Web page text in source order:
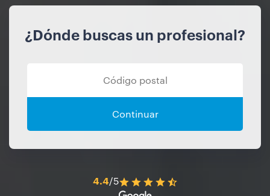
¿Dónde buscas un profesional?
Continuar
4.4/5